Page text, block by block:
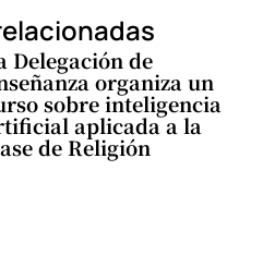
Delegación de
organiza un
sobre inteligencia
aplicada a la
de Religión